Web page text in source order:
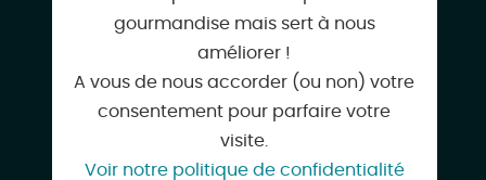
prestaroo@yahoo.com
prestaroo.com
gourmandise mais sert à nous
améliorer !
A vous de nous accorder (ou non) votre
consentement pour parfaire votre
visite.
Voir notre politique de confidentialité